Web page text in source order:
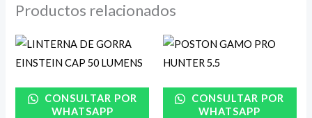
Productos relacionados
CONSULTAR POR
WHATSAPP
CONSULTAR POR
WHATSAPP